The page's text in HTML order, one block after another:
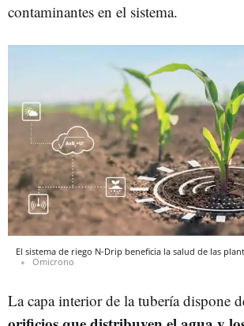
contaminantes en el sistema.
El sistema de riego N-Drip beneficia la salud de las
Omicrono
La capa interior de la tubería dispone